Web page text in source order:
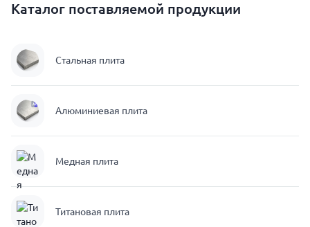
Каталог поставляемой продукции
Стальная плита
Алюминиевая плита
Медная плита
Титановая плита